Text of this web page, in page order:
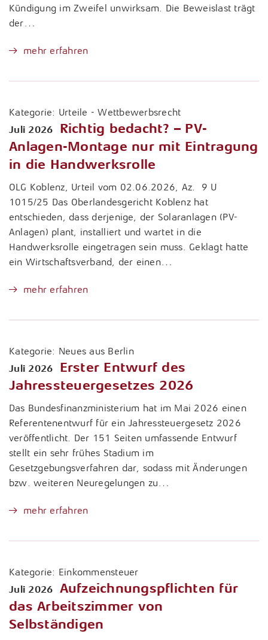
Kündigung im Zweifel unwirksam. Die Beweislast trägt
der…
mehr erfahren
Kategorie: Urteile - Wettbewerbsrecht
Juli 2026
Richtig bedacht? – PV-
Anlagen-Montage nur mit Eintragung
in die Handwerksrolle
OLG Koblenz, Urteil vom 02.06.2026, Az. 9 U
1015/25 Das Oberlandesgericht Koblenz hat
entschieden, dass derjenige, der Solaranlagen (PV-
Anlagen) plant, installiert und wartet in die
Handwerksrolle eingetragen sein muss. Geklagt hatte
ein Wirtschaftsverband, der einen…
mehr erfahren
Kategorie: Neues aus Berlin
Juli 2026
Erster Entwurf des
Jahressteuergesetzes 2026
Das Bundesfinanzministerium hat im Mai 2026 einen
Referentenentwurf für ein Jahressteuergesetz 2026
veröffentlicht. Der 151 Seiten umfassende Entwurf
stellt ein sehr frühes Stadium im
Gesetzgebungsverfahren dar, sodass mit Änderungen
bzw. weiteren Neuregelungen zu…
mehr erfahren
Kategorie: Einkommensteuer
Juli 2026
Aufzeichnungspflichten für
das Arbeitszimmer von
Selbständigen